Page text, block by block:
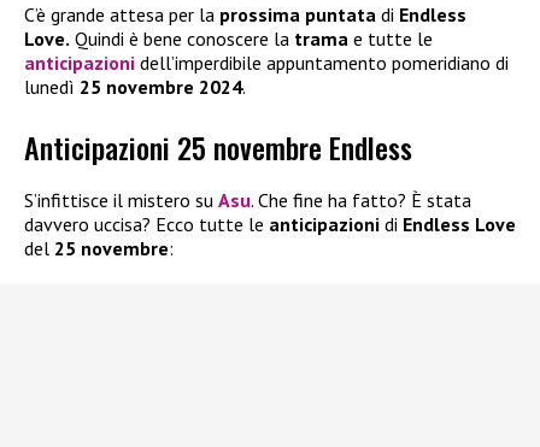
C’è grande attesa per la prossima puntata di Endless
Love. Quindi è bene conoscere la trama e tutte le
anticipazioni dell’imperdibile appuntamento pomeridiano di
lunedì 25 novembre 2024.
Anticipazioni 25 novembre Endless
S’infittisce il mistero su Asu. Che fine ha fatto? È stata
davvero uccisa? Ecco tutte le anticipazioni di Endless Love
del 25 novembre: